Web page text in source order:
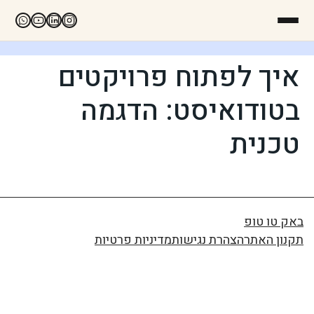
איך לפתוח פרויקטים
בטודואיסט: הדגמה
טכנית
באק טו טופ
תקנון האתרהצהרת נגישותמדיניות פרטיות